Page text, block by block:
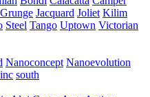
Grunge Jacquard Joliet Kilim
Steel Tango Uptown Victorian
Nanoconcept Nanoevolution
south